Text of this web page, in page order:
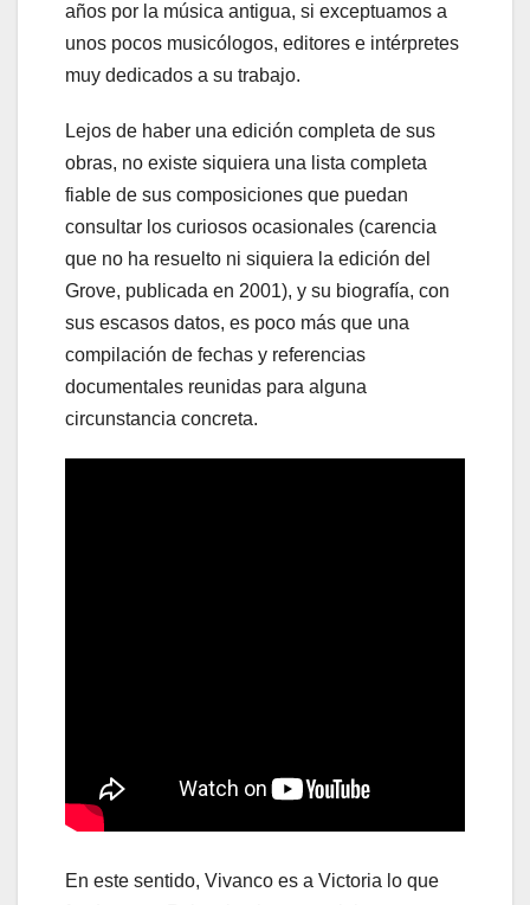
años por la música antigua, si exceptuamos a
unos pocos musicólogos, editores e intérpretes
muy dedicados a su trabajo.
Lejos de haber una edición completa de sus
obras, no existe siquiera una lista completa
fiable de sus composiciones que puedan
consultar los curiosos ocasionales (carencia
que no ha resuelto ni siquiera la edición del
Grove, publicada en 2001), y su biografía, con
sus escasos datos, es poco más que una
compilación de fechas y referencias
documentales reunidas para alguna
circunstancia concreta.
En este sentido, Vivanco es a Victoria lo que